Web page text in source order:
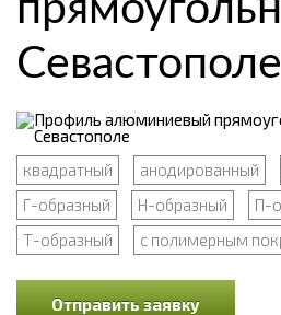
Севастополе
квадратный анодированный
Г-образный
Н-образный
П-
Т-образный
с полимерным
Отправить заявку